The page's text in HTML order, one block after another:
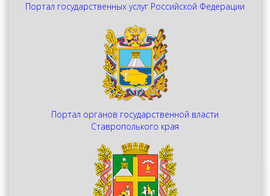
Портал государственных услуг Российской Федерации
Портал органов государственной власти
Ставрополького края